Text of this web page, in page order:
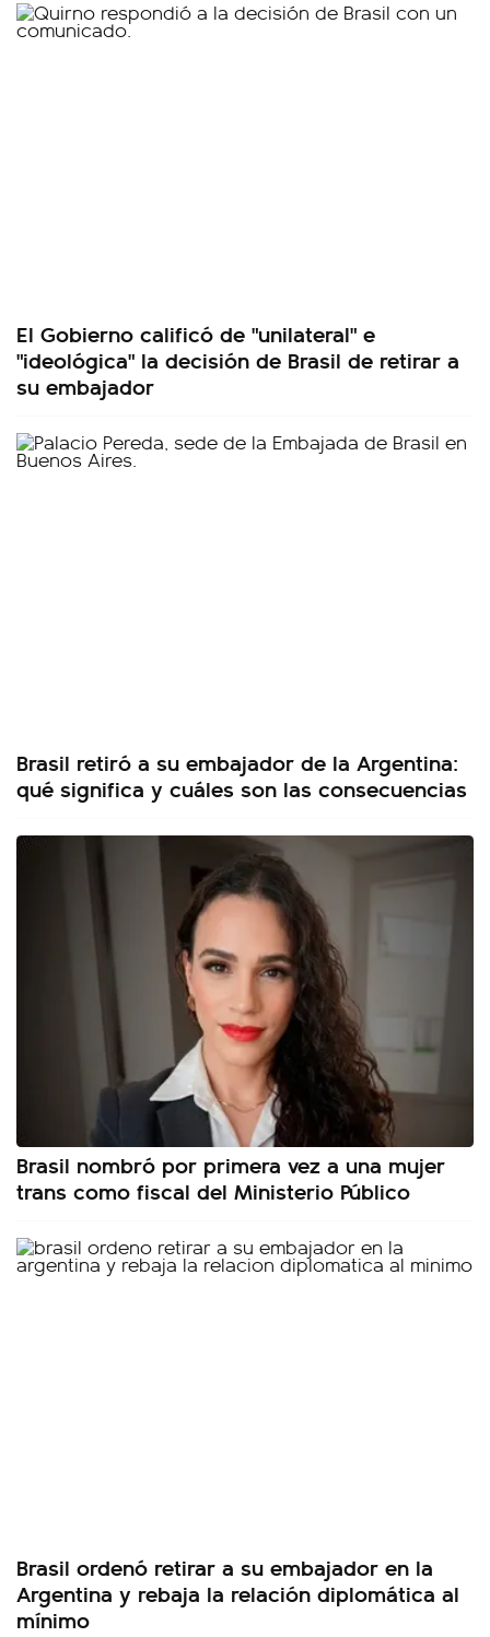
El Gobierno calificó de "unilateral" e
"ideológica" la decisión de Brasil de retirar a
su embajador
Brasil retiró a su embajador de la Argentina:
qué significa y cuáles son las consecuencias
Brasil nombró por primera vez a una mujer
trans como fiscal del Ministerio Público
Brasil ordenó retirar a su embajador en la
Argentina y rebaja la relación diplomática al
mínimo